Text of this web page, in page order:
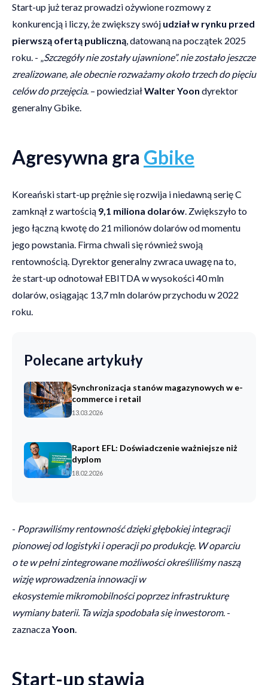
Start-up już teraz prowadzi ożywione rozmowy z
konkurencją i liczy, że zwiększy swój udział w rynku przed
pierwszą ofertą publiczną , datowaną na początek 2025
roku. - „ Szczegóły nie zostały ujawnione”. nie zostało jeszcze
zrealizowane, ale obecnie rozważamy około trzech do pięciu
celów do przejęcia. – powiedziałWalter Yoon dyrektor
generalny Gbike.
Agresywna gra Gbike
Koreański start-up prężnie się rozwija i niedawną serię C
zamknął z wartością 9,1 miliona dolarów . Zwiększyło to
jego łączną kwotę do 21 milionów dolarów od momentu
jego powstania. Firma chwali się również swoją
rentownością. Dyrektor generalny zwraca uwagę na to,
że start-up odnotował EBITDA w wysokości 40 mln
dolarów, osiągając 13,7 mln dolarów przychodu w 2022
roku.
Polecane artykuły
Synchronizacja stanów magazynowych w e-
commerce i retail
13.03.2026
Raport EFL: Doświadczenie ważniejsze niż
dyplom
18.02.2026
- Poprawiliśmy rentowność dzięki głębokiej integracji
pionowej od logistyki i operacji po produkcję. W oparciu
o te w pełni zintegrowane możliwości określiliśmy naszą
wizję wprowadzenia innowacji w
ekosystemie mikromobilności poprzez infrastrukturę
wymiany baterii. Ta wizja spodobała się inwestorom. -
zaznaczaYoon
Start-up stawia